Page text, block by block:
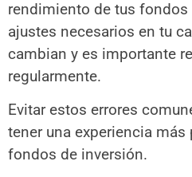
rendimiento de tus
ajustes necesarios en tu
cambian y es importante
regularmente.
Evitar estos errores
tener una experiencia
fondos de inversión.